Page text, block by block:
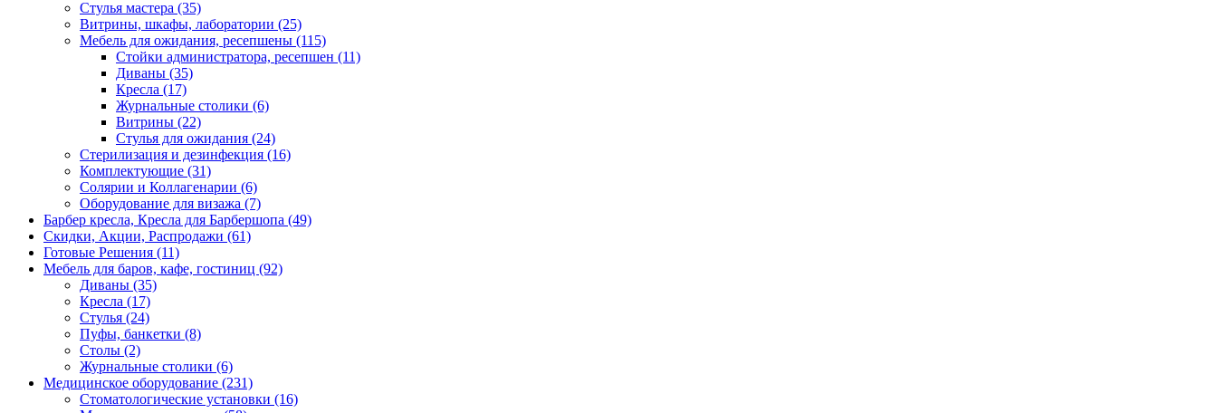
Стулья мастера (35)
Витрины, шкафы, лаборатории (25)
Мебель для ожидания, ресепшены (115)
Стойки администратора, ресепшен (11)
Диваны (35)
Кресла (17)
Журнальные столики (6)
Витрины (22)
Стулья для ожидания (24)
Стерилизация и дезинфекция (16)
Комплектующие (31)
Солярии и Коллагенарии (6)
Оборудование для визажа (7)
Барбер кресла, Кресла для Барбершопа (49)
Скидки, Акции, Распродажи (61)
Готовые Решения (11)
Мебель для баров, кафе, гостиниц (92)
Диваны (35)
Кресла (17)
Стулья (24)
Пуфы, банкетки (8)
Столы (2)
Журнальные столики (6)
Медицинское оборудование (231)
Стоматологические установки (16)